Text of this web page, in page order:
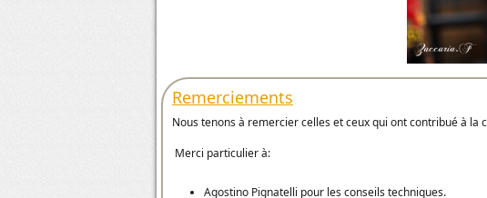
Remerciements
Nous tenons à remercier celles et ceux qui ont contribué à la
Merci particulier à:
Agostino Pignatelli pour les conseils techniques.